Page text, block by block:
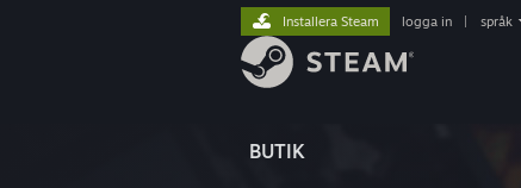
BUTIK
Installera Steam logga in språk